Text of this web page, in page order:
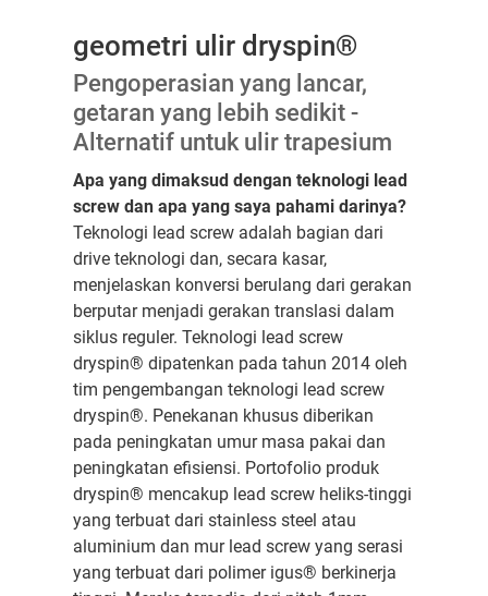
geometri ulir dryspin®
Pengoperasian yang lancar,
getaran yang lebih sedikit -
Alternatif untuk ulir trapesium
Apa yang dimaksud dengan teknologi lead
screw dan apa yang saya pahami darinya?
Teknologi lead screw adalah bagian dari
drive teknologi dan, secara kasar,
menjelaskan konversi berulang dari gerakan
berputar menjadi gerakan translasi dalam
siklus reguler. Teknologi lead screw
dryspin® dipatenkan pada tahun 2014 oleh
tim pengembangan teknologi lead screw
dryspin®. Penekanan khusus diberikan
pada peningkatan umur masa pakai dan
peningkatan efisiensi. Portofolio produk
dryspin® mencakup lead screw heliks-tinggi
yang terbuat dari stainless steel atau
aluminium dan mur lead screw yang serasi
yang terbuat dari polimer igus® berkinerja